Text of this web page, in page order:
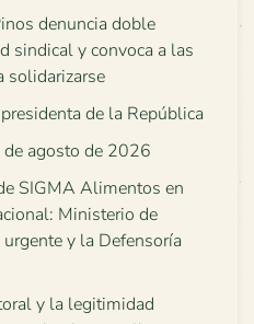
denuncia doble
sindical y convoca a las
solidarizarse
de la República
de agosto de 2026
SIGMA Alimentos en
Ministerio de
y la Defensoría
y la legitimidad